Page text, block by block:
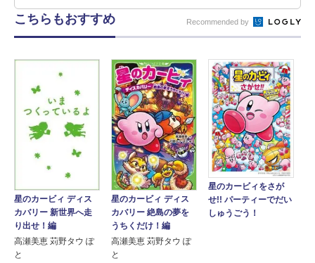
こちらもおすすめ Recommended by
星のカービィ ディス
カバリー 新世界へ走
り出せ！編
高瀬美恵 苅野タウ ぽ
と
星のカービィ ディス
カバリー 絶島の夢を
うちくだけ！編
高瀬美恵 苅野タウ ぽ
と
星のカービィをさが
せ!! パーティーでだい
しゅうごう！